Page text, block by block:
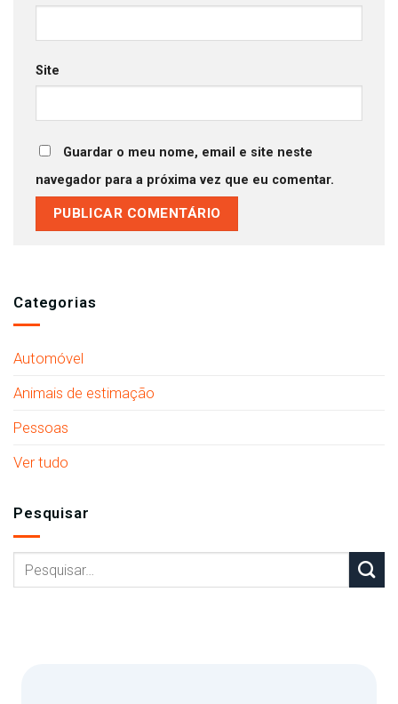
Site
Guardar o meu nome, email e site neste
navegador para a próxima vez que eu comentar.
Categorias
Automóvel
Animais de estimação
Pessoas
Ver tudo
Pesquisar